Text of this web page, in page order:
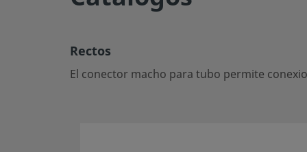
ideal para sistemas de fluidos críticos.
Inicie la sesión o regístresepara ver los precios
Rectos
El conector macho para tubo permite